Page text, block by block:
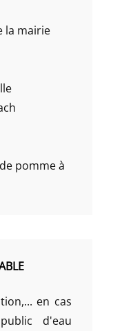
la mairie
pomme à
en cas
d'eau